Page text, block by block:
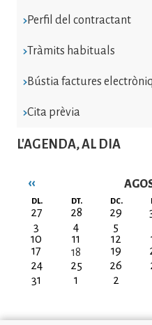
Perfil del contractant
Tràmits habituals
Bústia factures
Cita prèvia
L'AGENDA, AL DIA
Paginació
‹‹
DL. DT. DC.
27 28 29
3
4 5
10
11 12
17
18 19
24
25 26
31
1 2